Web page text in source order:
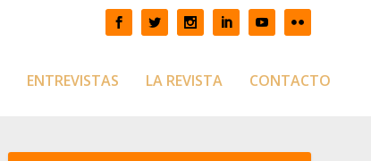
ENTREVISTAS LA REVISTA CONTACTO